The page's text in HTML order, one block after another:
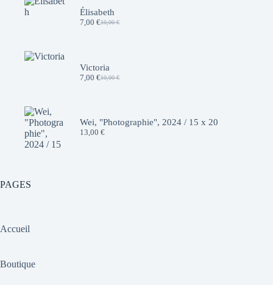
Élisabeth
10,00€
Le
10,00 €.
7,00 €Le
7,00 €.
Victoria
10,00€
Le
10,00 €.
7,00 €Le
7,00 €.
Wei, "Photographie", 2024 / 15 x 20
13,00 €
PAGES
Accueil
Boutique